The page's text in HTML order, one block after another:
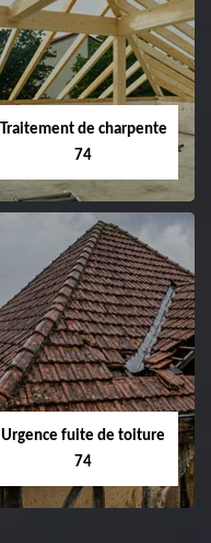
Traitement de charpente
74
Urgence fuite de toiture
74